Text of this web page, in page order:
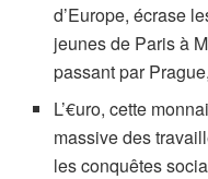
d’Europe, écrase
jeunes de Paris à
passant par
L’€uro, cette
massive des
les conquêtes